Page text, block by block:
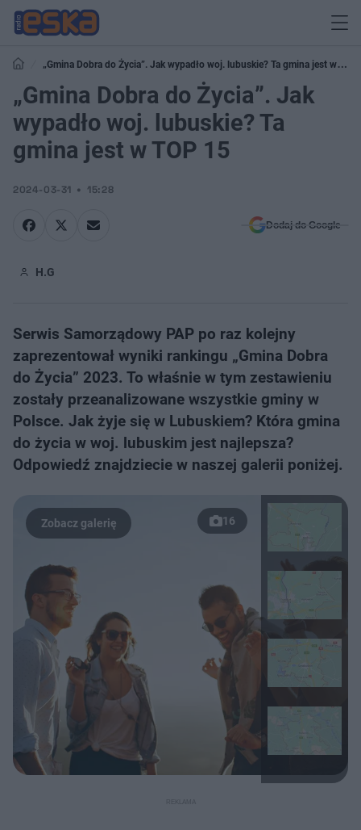
„Gmina Dobra do Życia”. Jak wypadło woj. lubuskie? Ta gmina jest w TOP
„Gmina Dobra do Życia”. Jak
wypadło woj. lubuskie? Ta
gmina jest w TOP 15
2024-03-31 15:28
Dodaj do Google
H.G
Serwis Samorządowy PAP po raz kolejny
zaprezentował wyniki rankingu „Gmina Dobra
do Życia” 2023. To właśnie w tym zestawieniu
zostały przeanalizowane wszystkie gminy w
Polsce. Jak żyje się w Lubuskiem? Która gmina
do życia w woj. lubuskim jest najlepsza?
Odpowiedź znajdziecie w naszej galerii poniżej.
16